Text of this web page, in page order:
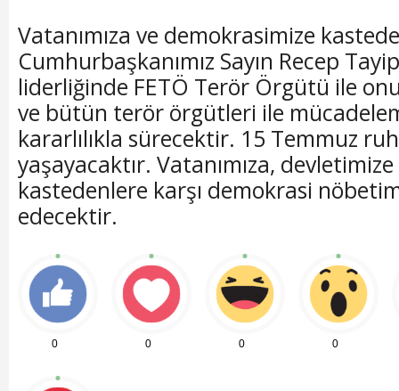
Vatanımıza ve demokrasimize
Cumhurbaşkanımız Sayın Recep
liderliğinde FETÖ Terör Örgütü ile
ve bütün terör örgütleri ile
kararlılıkla sürecektir. 15 Temmuz
yaşayacaktır. Vatanımıza,
kastedenlere karşı demokrasi
edecektir.
0 0 0 0